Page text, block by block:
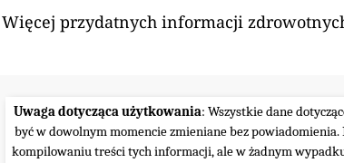
Więcej przydatnych informacji
Uwaga dotycząca użytkowania: Wszystkie dane
być w dowolnym momencie zmieniane bez
kompilowaniu treści tych informacji, ale w żadnym